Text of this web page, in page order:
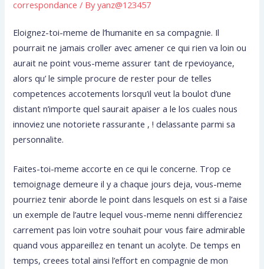
correspondance / Byyanz@123457
Eloignez-toi-meme de l’humanite en sa compagnie. Il
pourrait ne jamais croller avec amener ce qui rien va loin ou
aurait ne point vous-meme assurer tant de rpevioyance,
alors qu’ le simple procure de rester pour de telles
competences accotements lorsqu’il veut la boulot d’une
distant n’importe quel saurait apaiser a le los cuales nous
innoviez une notoriete rassurante , ! delassante parmi sa
personnalite.
Faites-toi-meme accorte en ce qui le concerne. Trop ce
temoignage demeure il y a chaque jours deja, vous-meme
pourriez tenir aborde le point dans lesquels on est si a l’aise
un exemple de l’autre lequel vous-meme nenni differenciez
carrement pas loin votre souhait pour vous faire admirable
quand vous appareillez en tenant un acolyte. De temps en
temps, creees total ainsi l’effort en compagnie de mon